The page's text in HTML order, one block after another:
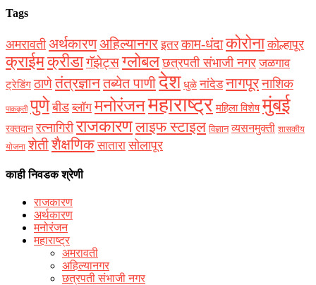
Tags
अमरावती अर्थकारणअहिल्यानगर इतर काम-धंदाकोरोना कोल्हापूर
क्राईमक्रीडागॅझेट्सग्लोबल छत्रपती संभाजी नगर जळगाव
ट्रेडिंग ठाणेतंत्रज्ञानतब्येत पाणीदेश धुळे नांदेड नागपूरनाशिक
पाककृती पुणे बीड ब्लॉग मनोरंजनमहाराष्ट्र महिला विशेष मुंबई
रक्‍तदान रत्नागिरी राजकारणलाइफ स्टाइल विज्ञान व्यसनमुक्ती शासकीय
योजना शेतीशैक्षणिक सातारा सोलापूर
काही निवडक श्रेणी
राजकारण
अर्थकारण
मनोरंजन
महाराष्ट्र
अमरावती
अहिल्यानगर
छत्रपती संभाजी नगर